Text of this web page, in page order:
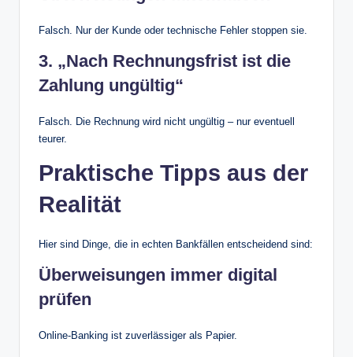
Falsch. Nur der Kunde oder technische Fehler stoppen sie.
3. „Nach Rechnungsfrist ist die
Zahlung ungültig“
Falsch. Die Rechnung wird nicht ungültig – nur eventuell
teurer.
Praktische Tipps aus der
Realität
Hier sind Dinge, die in echten Bankfällen entscheidend sind:
Überweisungen immer digital
prüfen
Online-Banking ist zuverlässiger als Papier.